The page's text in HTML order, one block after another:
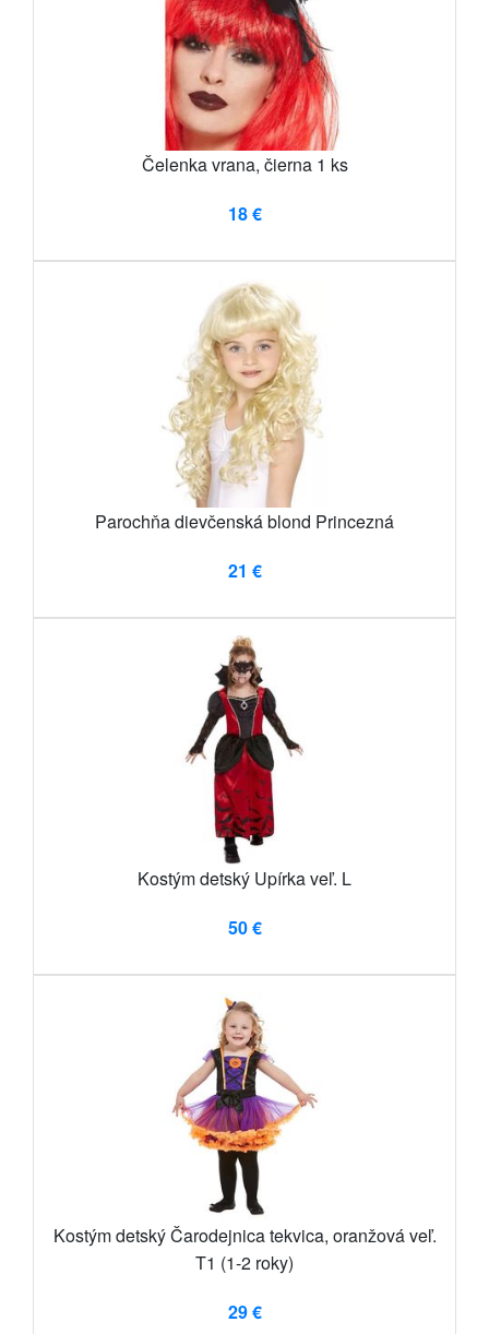
Čelenka vrana, čierna 1 ks
18 €
Parochňa dievčenská blond Princezná
21 €
Kostým detský Upírka veľ. L
50 €
Kostým detský Čarodejnica tekvica, oranžová veľ.
T1 (1-2 roky)
29 €